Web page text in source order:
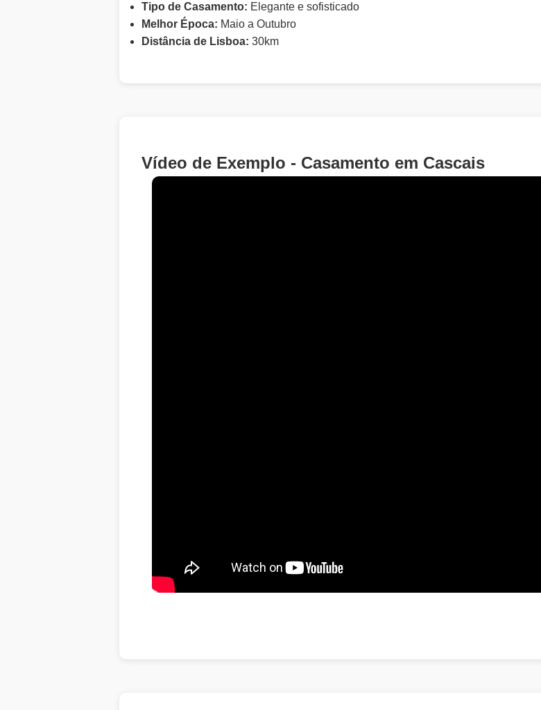
Tipo de Casamento: Elegante e sofisticado
Melhor Época: Maio a Outubro
Distância de Lisboa: 30km
Vídeo de Exemplo - Casamento em Cascais